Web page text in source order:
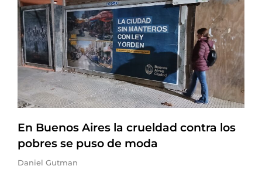
En Buenos Aires la crueldad contra los
pobres se puso de moda
Daniel Gutman